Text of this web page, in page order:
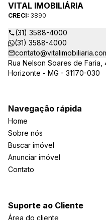
VITAL IMOBILIÁRIA
CRECI: 3890
(31) 3588-4000
(31) 3588-4000
Rua Nelson Soares de
Horizonte - MG - 31170-030
Navegação rápida
Home
Sobre nós
Buscar imóvel
Anunciar imóvel
Contato
Suporte ao Cliente
Área do cliente